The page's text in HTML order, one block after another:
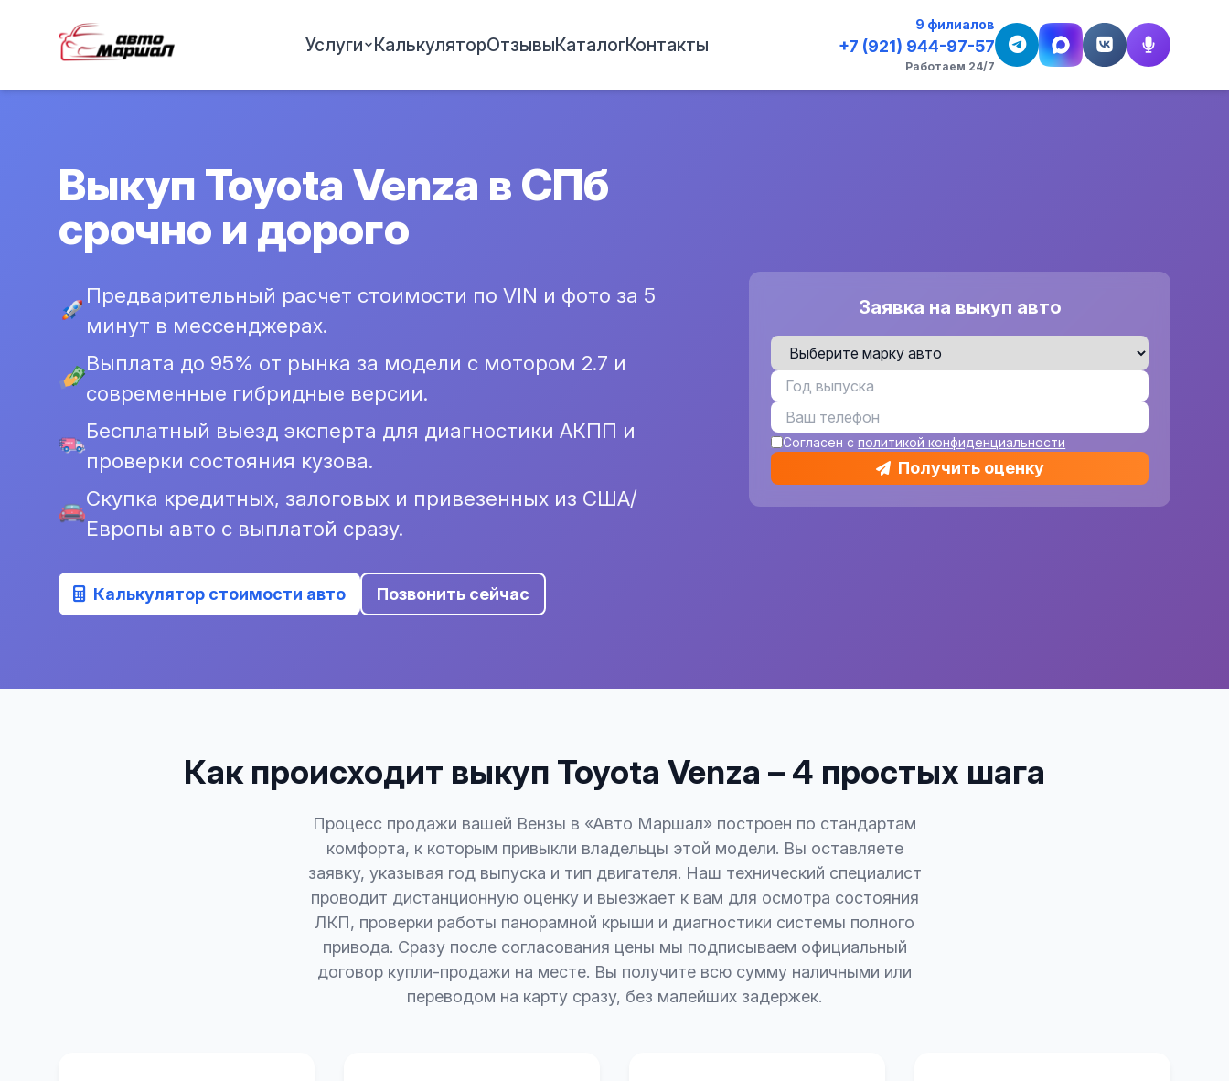
Услуги КалькуляторОтзывыКаталогКонтакты
9 филиалов
+7 (921) 944-97-57
Работаем 24/7
Выкуп Toyota Venza в СПб
срочно и дорого
Предварительный расчет стоимости по VIN и фото за 5
минут в мессенджерах.
Выплата до 95% от рынка за модели с мотором 2.7 и
современные гибридные версии.
Бесплатный выезд эксперта для диагностики АКПП и
проверки состояния кузова.
Скупка кредитных, залоговых и привезенных из США/
Европы авто с выплатой сразу.
Калькулятор стоимости авто Позвонить сейчас
Заявка на выкуп авто
Согласен сполитикой конфиденциальности
Получить оценку
Как происходит выкуп Toyota Venza – 4 простых шага
Процесс продажи вашей Вензы в «Авто Маршал» построен по стандартам
комфорта, к которым привыкли владельцы этой модели. Вы оставляете
заявку, указывая год выпуска и тип двигателя. Наш технический специалист
проводит дистанционную оценку и выезжает к вам для осмотра состояния
ЛКП, проверки работы панорамной крыши и диагностики системы полного
привода. Сразу после согласования цены мы подписываем официальный
договор купли-продажи на месте. Вы получите всю сумму наличными или
переводом на карту сразу, без малейших задержек.